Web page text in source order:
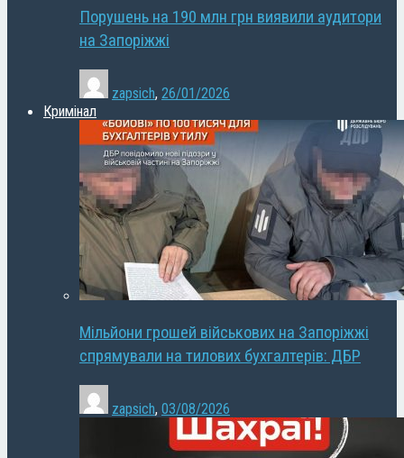
Порушень на 190 млн грн виявили аудитори
на Запоріжжі
zapsich, 26/01/2026
Кримінал
Мільйони грошей військових на Запоріжжі
спрямували на тилових бухгалтерів: ДБР
zapsich, 03/08/2026